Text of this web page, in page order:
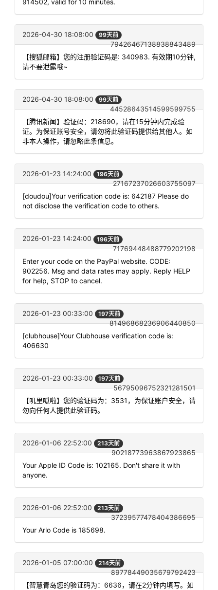
2026-04-30 18:08:00 99天前
79426467138838843489
【搜狐邮箱】您的注册验证码是: 340983. 有效期10分钟,
请不要泄露哦~
2026-04-30 18:08:00 99天前
44528643514599599755
【腾讯新闻】验证码：218690，请在15分钟内完成验
证。为保证账号安全，请勿将此验证码提供给其他人。如
非本人操作，请忽略此条信息。
2026-01-23 14:24:00 196天前
27167237026603755097
[doudou]Your verification code is: 642187 Please do
not disclose the verification code to others.
2026-01-23 14:24:00 196天前
71769448488779202198
Enter your code on the PayPal website. CODE:
902256. Msg and data rates may apply. Reply HELP
for help, STOP to cancel.
2026-01-23 00:33:00 197天前
81496868236906440850
[clubhouse]Your Clubhouse verification code is:
406630
2026-01-23 00:33:00 197天前
56795096752321281501
【叽里呱啦】您的验证码为：3531，为保证账户安全，请
勿向任何人提供此验证码。
2026-01-06 22:52:00 213天前
90218773963867923865
Your Apple ID Code is: 102165. Don't share it with
anyone.
2026-01-06 22:52:00 213天前
37239577478404386695
Your Arlo Code is 185698.
2026-01-05 07:00:00 214天前
89778449035679792423
【智慧青岛您的验证码为：6636，请在2分钟内填写。如